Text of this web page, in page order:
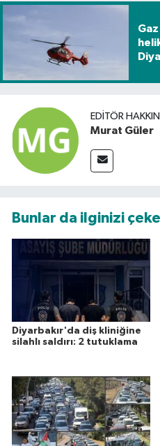
EDITÖR
Murat Güler
Bunlar da ilginizi
Diyarbakır'da diş kliniğine
silahlı saldırı: 2 tutuklama